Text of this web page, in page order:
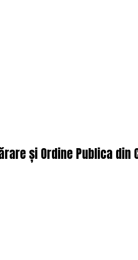
și Ordine Publica